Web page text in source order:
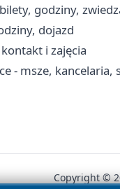
godziny,
dojazd
i zajęcia
- msze,
Copyright ©